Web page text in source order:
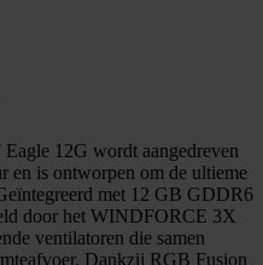
12G wordt aangedreven
is ontworpen om de ultieme
met 12 GB GDDR6
door het WINDFORCE 3X
ventilatoren die samen
Dankzij RGB Fusion